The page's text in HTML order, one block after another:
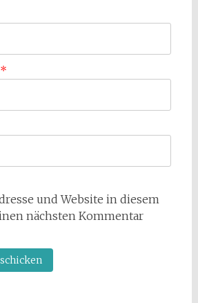
*
und Website in diesem
nächsten Kommentar